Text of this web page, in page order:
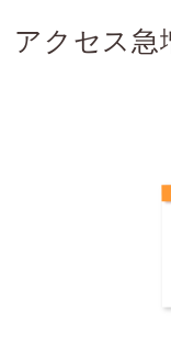
アクセス急